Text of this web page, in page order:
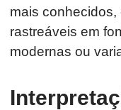
mais
rastreáveis em
modernas ou